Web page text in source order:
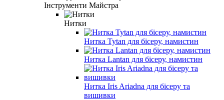
Інструменти Майстра
Нитки
Нитка Tytan для бісеру, намистин
Нитка Lantan для бісеру, намистин
Нитка Iris Ariadna для бісеру та
вишивки